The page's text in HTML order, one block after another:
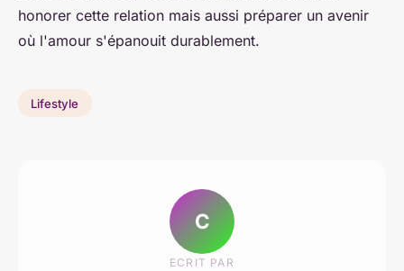
honorer cette relation mais aussi préparer un avenir
où l'amour s'épanouit durablement.
Lifestyle
C
ECRIT PAR